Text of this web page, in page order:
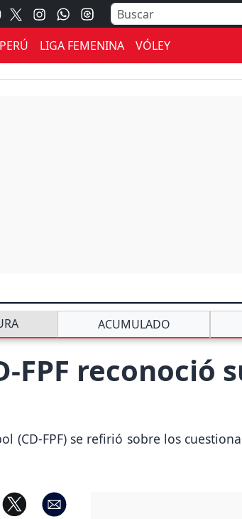
LIGA FEMENINA VÓLEY
ACUMULADO
FPF reconoció
(CD-FPF) se refirió sobre los